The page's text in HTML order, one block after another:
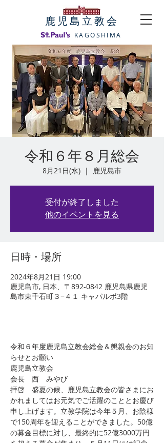
KAGOSHIMA
​鹿児島立教会
令和６年８月総会
8月21日(水)
  |
鹿児島市
受付が終了しました
他のイベントを見る
日時・場所
2024年8月21日 19:00
鹿児島市, 日本、〒892-0842 鹿児島県鹿児
島市東千石町３−４１ キャパルボ3階
令和６年度鹿児島立教会総会＆懇親会のお知
らせとお願い
鹿児島立教会
会長　西　みやび
拝啓　盛夏の候、鹿児島立教会の皆さまにお
かれましてはお元気でご活躍のこととお慶び
申し上げます。立教学院は今年５月、お陰様
で150周年を迎えることができました。50億
の募金目標に対し、最終的に52億3000万円